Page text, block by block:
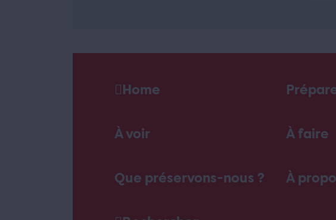
Home
À voir À faire
Que préservons-nous ? À